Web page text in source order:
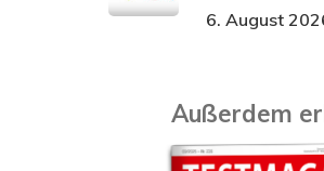
6. August
Außerdem